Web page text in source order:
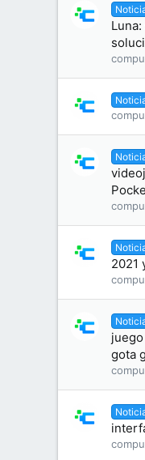
2021
gota